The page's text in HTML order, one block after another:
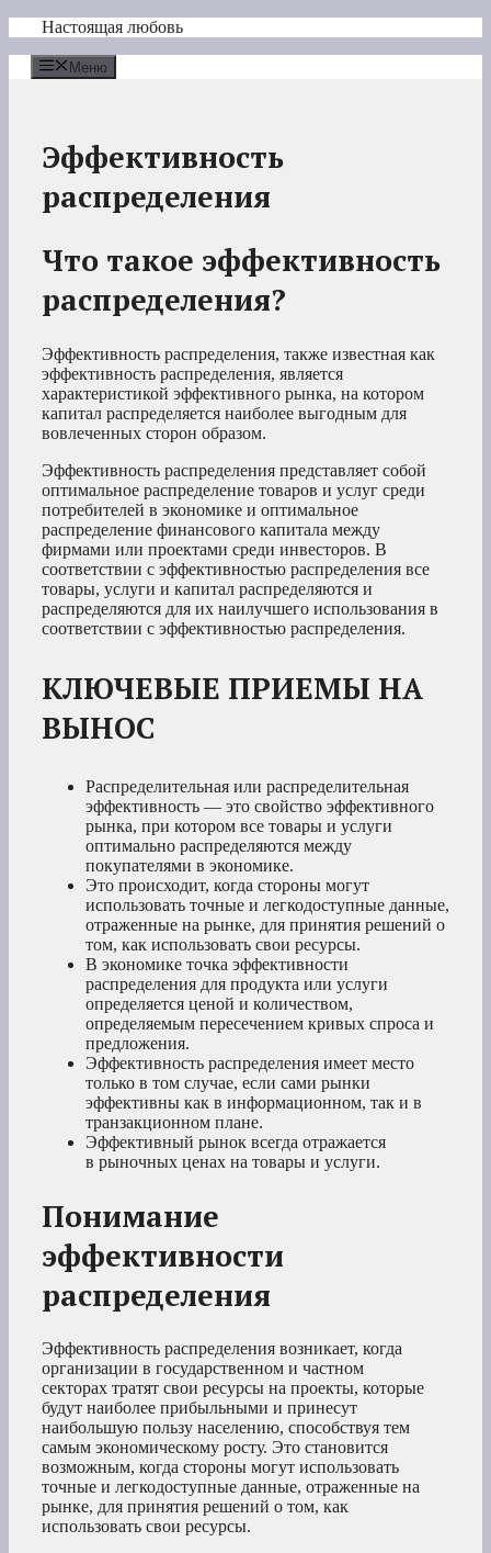
Перейти
содержимому
Настоящая любовь
Меню
Эффективность
распределения
Что такое эффективность
распределения?
Эффективность распределения, также известная как
эффективность распределения, является
характеристикой эффективного рынка, на котором
капитал распределяется наиболее выгодным для
вовлеченных сторон образом.
Эффективность распределения представляет собой
оптимальное распределение товаров и услуг среди
потребителей в экономике и оптимальное
распределение финансового капитала между
фирмами или проектами среди инвесторов. В
соответствии с эффективностью распределения все
товары, услуги и капитал распределяются и
распределяются для их наилучшего использования в
соответствии с эффективностью распределения.
КЛЮЧЕВЫЕ ПРИЕМЫ НА
ВЫНОС
Распределительная или распределительная
эффективность — это свойство эффективного
рынка, при котором все товары и услуги
оптимально распределяются между
покупателями в экономике.
Это происходит, когда стороны могут
использовать точные и легкодоступные данные,
отраженные на рынке, для принятия решений о
том, как использовать свои ресурсы.
В экономике точка эффективности
распределения для продукта или услуги
определяется ценой и количеством,
определяемым пересечением кривых спроса и
предложения.
Эффективность распределения имеет место
только в том случае, если сами рынки
эффективны как в информационном, так и в
транзакционном плане.
Эффективный рынок всегда отражается
в рыночных ценах на товары и услуги.
Понимание
эффективности
распределения
Эффективность распределения возникает, когда
организации в государственном и частном
секторах тратят свои ресурсы на проекты, которые
будут наиболее прибыльными и принесут
наибольшую пользу населению, способствуя тем
самым экономическому росту. Это становится
возможным, когда стороны могут использовать
точные и легкодоступные данные, отраженные на
рынке, для принятия решений о том, как
использовать свои ресурсы.